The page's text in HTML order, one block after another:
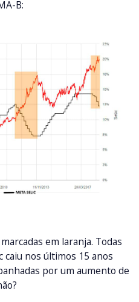
B:
em laranja. Todas
caiu nos últimos 15 anos
por um aumento de